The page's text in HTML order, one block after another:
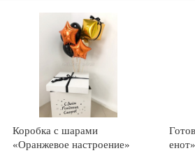
Коробка с шарами
«Оранжевое настроение»
енот»